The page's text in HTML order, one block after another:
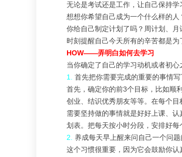
无论是考试还是工作，让自己保持
想想你希望自己成为一个什么样的人
你给自己制定计划了吗？周计划、
时刻提醒自己今天所有的辛苦都是为
HOW——弄明白如何去学习
当你确定了自己的学习动机或者初
1.
首先把你需要完成的重要的事情写
首先，确定你的前3个目标，比如顺
创业、结识优秀朋友等等。在每个
需要坚持做的事情就是好好上课、
划表。把每天按小时分段，安排好每
2.
养成每天早上醒来问自己一个问
这个习惯很重要，因为它会鼓励你